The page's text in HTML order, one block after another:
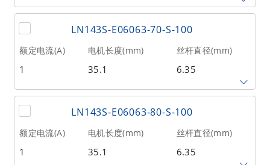
2 20 0.21
丝杆导程(mm) 丝杆长度(mm) 额定推力(N
@300RPM)
相数 转子惯量(g•cm²) 重量(kg)
2 20 0.21
LN143S-E06063-70-S-100
额定电流(A) 电机长度(mm) 丝杆直径(mm)
1 35.1 6.35
丝杆导程(mm) 丝杆长度(mm) 额定推力(N
@300RPM)
相数 转子惯量(g•cm²) 重量(kg)
LN143S-E06063-80-S-100
额定电流(A) 电机长度(mm) 丝杆直径(mm)
1 35.1 6.35